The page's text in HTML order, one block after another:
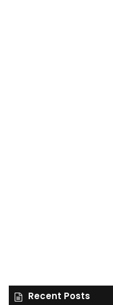
Recent Posts